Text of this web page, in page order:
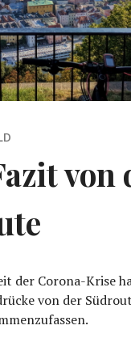
von
der Corona-Krise
von der